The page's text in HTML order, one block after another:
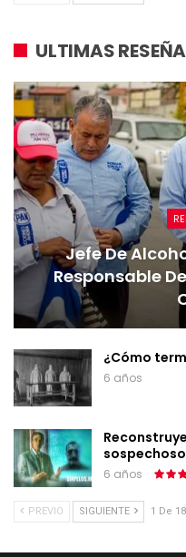
ULTIMAS
Jefe De
Responsable
¿Cómo
6 años
6 años
PREVIO SIGUIENTE 1 De 18